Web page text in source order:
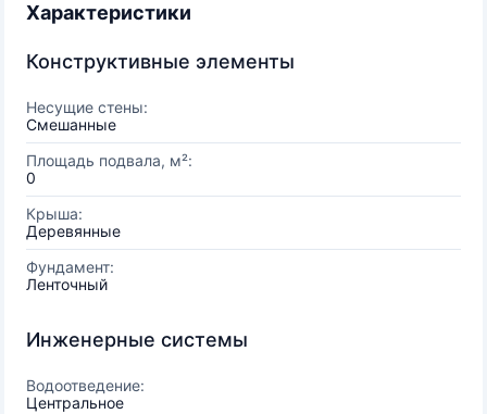
Характеристики
Конструктивные элементы
Несущие стены:
Смешанные
Площадь подвала, м²:
0
Крыша:
Деревянные
Фундамент:
Ленточный
Инженерные системы
Водоотведение:
Центральное